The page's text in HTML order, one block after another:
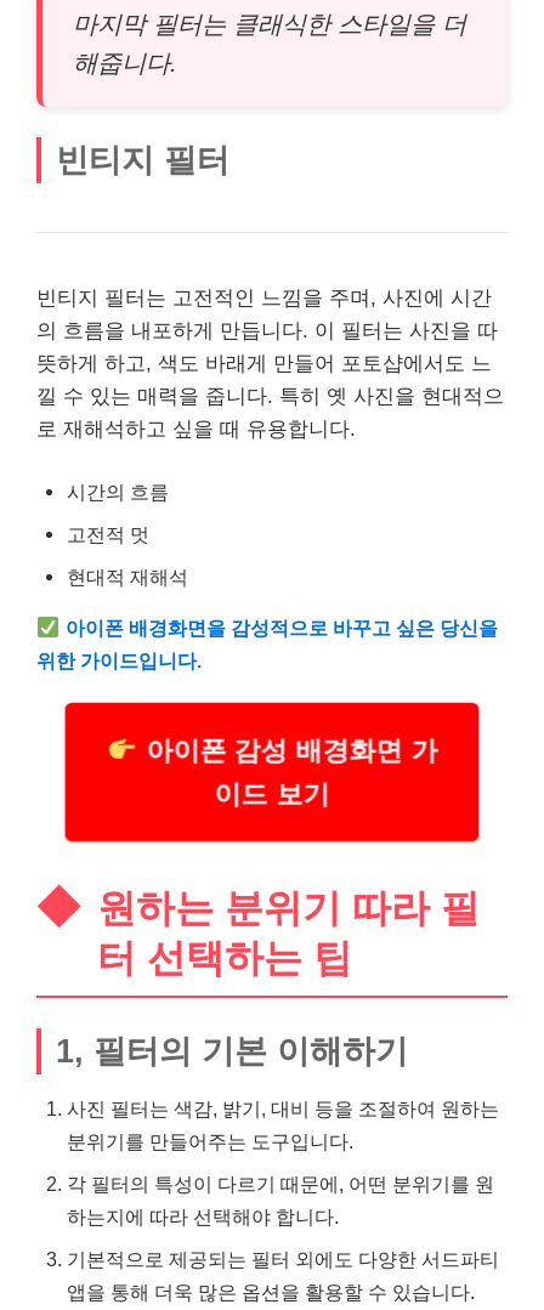
마지막 필터는 클래식한 스타일을 더
해줍니다.
빈티지 필터
빈티지 필터는 고전적인 느낌을 주며, 사진에 시간
의 흐름을 내포하게 만듭니다. 이 필터는 사진을 따
뜻하게 하고, 색도 바래게 만들어 포토샵에서도 느
낄 수 있는 매력을 줍니다. 특히 옛 사진을 현대적으
로 재해석하고 싶을 때 유용합니다.
시간의 흐름
고전적 멋
현대적 재해석
아이폰 배경화면을 감성적으로 바꾸고 싶은 당신을
위한 가이드입니다.
아이폰 감성 배경화면 가
이드 보기
원하는 분위기 따라 필
터 선택하는 팁
1, 필터의 기본 이해하기
사진 필터는 색감, 밝기, 대비 등을 조절하여 원하는
분위기를 만들어주는 도구입니다.
각 필터의 특성이 다르기 때문에, 어떤 분위기를 원
하는지에 따라 선택해야 합니다.
기본적으로 제공되는 필터 외에도 다양한 서드파티
앱을 통해 더욱 많은 옵션을 활용할 수 있습니다.